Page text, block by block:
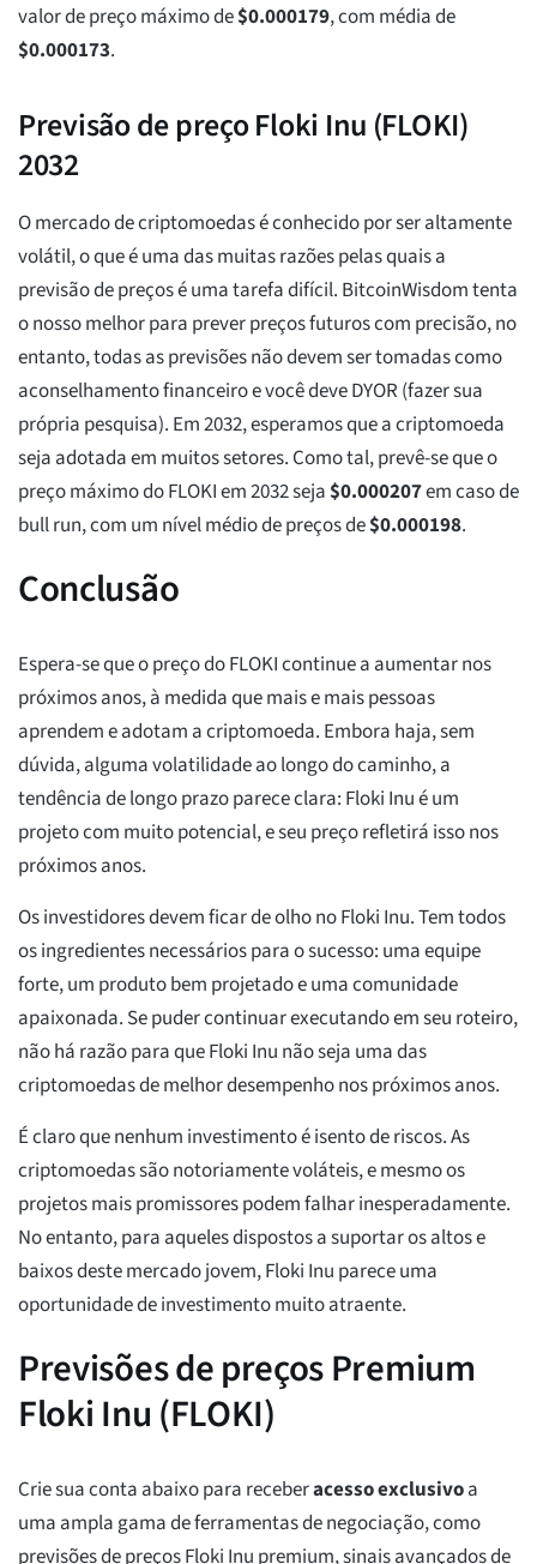
valor de preço máximo de$0.000179, com média de
$0.000173.
Previsão de preço Floki Inu (FLOKI)
2032
O mercado de criptomoedas é conhecido por ser altamente
volátil, o que é uma das muitas razões pelas quais a
previsão de preços é uma tarefa difícil. BitcoinWisdom tenta
o nosso melhor para prever preços futuros com precisão, no
entanto, todas as previsões não devem ser tomadas como
aconselhamento financeiro e você deve DYOR (fazer sua
própria pesquisa). Em 2032, esperamos que a criptomoeda
seja adotada em muitos setores. Como tal, prevê-se que o
preço máximo do FLOKI em 2032 seja$0.000207em caso de
bull run, com um nível médio de preços de$0.000198.
Conclusão
Espera-se que o preço do FLOKI continue a aumentar nos
próximos anos, à medida que mais e mais pessoas
aprendem e adotam a criptomoeda. Embora haja, sem
dúvida, alguma volatilidade ao longo do caminho, a
tendência de longo prazo parece clara: Floki Inu é um
projeto com muito potencial, e seu preço refletirá isso nos
próximos anos.
Os investidores devem ficar de olho no Floki Inu. Tem todos
os ingredientes necessários para o sucesso: uma equipe
forte, um produto bem projetado e uma comunidade
apaixonada. Se puder continuar executando em seu roteiro,
não há razão para que Floki Inu não seja uma das
criptomoedas de melhor desempenho nos próximos anos.
É claro que nenhum investimento é isento de riscos. As
criptomoedas são notoriamente voláteis, e mesmo os
projetos mais promissores podem falhar inesperadamente.
No entanto, para aqueles dispostos a suportar os altos e
baixos deste mercado jovem, Floki Inu parece uma
oportunidade de investimento muito atraente.
Previsões de preços Premium
Floki Inu (FLOKI)
Crie sua conta abaixo para receberacesso exclusivoa
uma ampla gama de ferramentas de negociação, como
previsões de preços Floki Inu premium, sinais avançados de